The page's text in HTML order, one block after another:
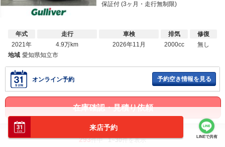
来店予約
LINEで共有
保証付 (3ヶ月・走行無制限)
年式
2021年
走行
4.9万km
車検
2026年11月
排気
2000cc
修復
無し
地域 愛知県知立市
オンライン予約 予約空き情報を見る
在庫確認・見積り依頼
293件中 1~30件を表示